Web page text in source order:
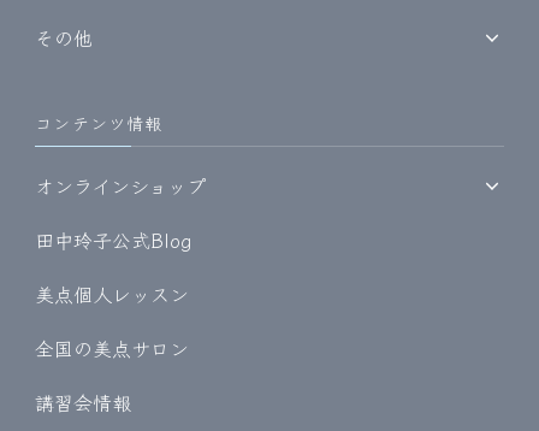
その他
コンテンツ情報
オンラインショップ
田中玲子公式Blog
美点個人レッスン
全国の美点サロン
講習会情報